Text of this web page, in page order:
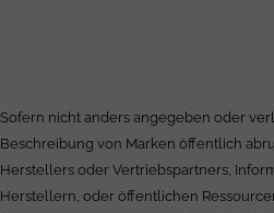
Sofern nicht anders angegeben oder
Beschreibung von Marken öffentlich
Herstellers oder Vertriebspartners,
Herstellern, oder öffentlichen